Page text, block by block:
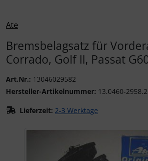
Ate
Bremsbelagsatz für
Corrado, Golf II, Passat
Art.Nr.: 13046029582
Hersteller-Artikelnummer: 13.0460-2958.2
Lieferzeit: 2-3 Werktage
Wenn mehr als ein Produktbild